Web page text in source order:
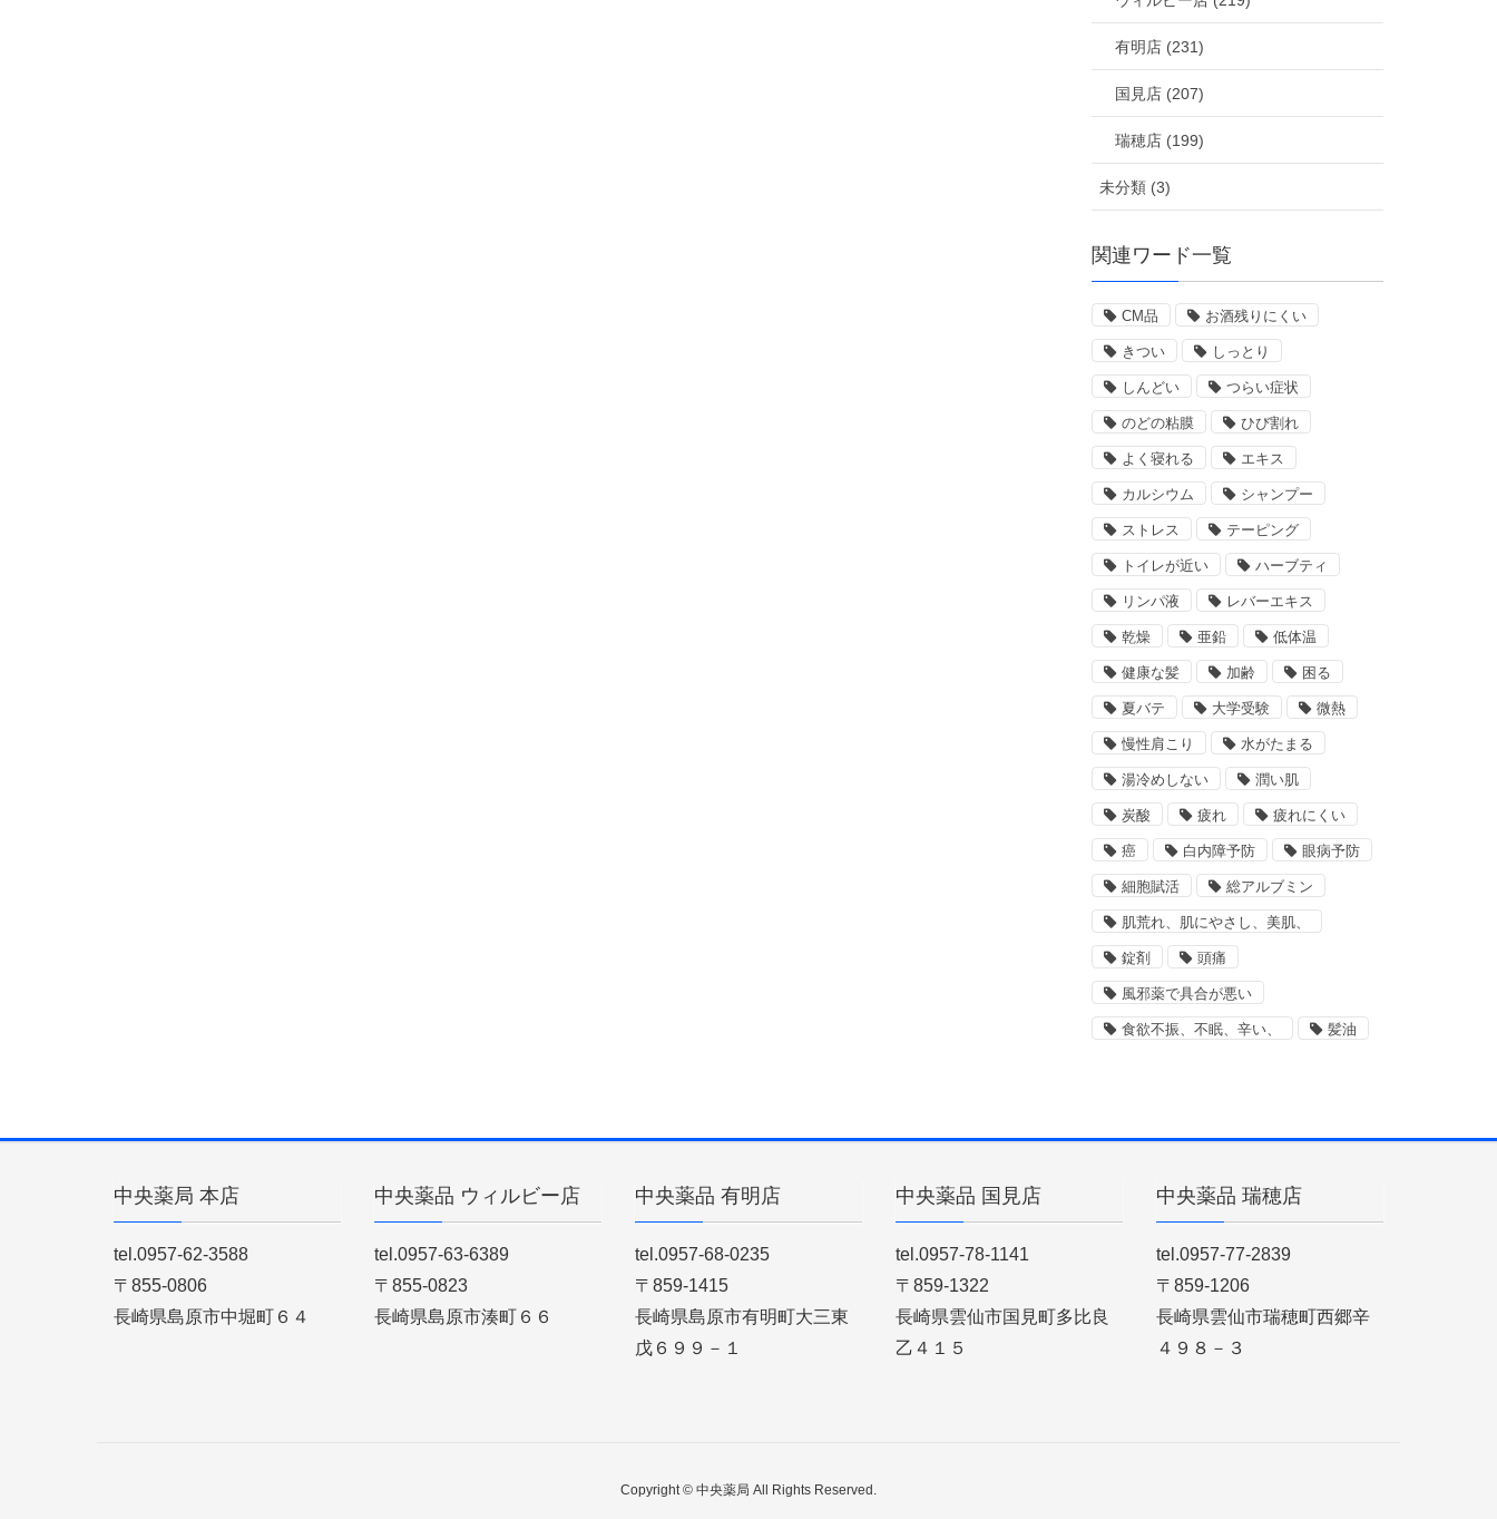
有明店 (231)
国見店 (207)
瑞穂店 (199)
未分類 (3)
関連ワード一覧
CM品 お酒残りにくい
きつい しっとり
しんどい つらい症状
のどの粘膜 ひび割れ
よく寝れる エキス
カルシウム シャンプー
ストレス テーピング
トイレが近い ハーブティ
リンパ液 レバーエキス
乾燥 亜鉛 低体温
健康な髪 加齢 困る
夏バテ 大学受験 微熱
慢性肩こり 水がたまる
湯冷めしない 潤い肌
炭酸 疲れ 疲れにくい
癌 白内障予防 眼病予防
細胞賦活 総アルブミン
肌荒れ、肌にやさし、美肌、
錠剤 頭痛
風邪薬で具合が悪い
食欲不振、不眠、辛い、 髪油
中央薬局 本店
tel.0957-62-3588
〒855-0806
長崎県島原市中堀町６４
中央薬品 ウィルビー店
tel.0957-63-6389
〒855-0823
長崎県島原市湊町６６
中央薬品 有明店
tel.0957-68-0235
〒859-1415
長崎県島原市有明町大三東
戊６９９－１
中央薬品 国見店
tel.0957-78-1141
〒859-1322
長崎県雲仙市国見町多比良
乙４１５
中央薬品 瑞穂店
tel.0957-77-2839
〒859-1206
長崎県雲仙市瑞穂町西郷辛
４９８－３
Copyright © 中央薬局 All Rights Reserved.